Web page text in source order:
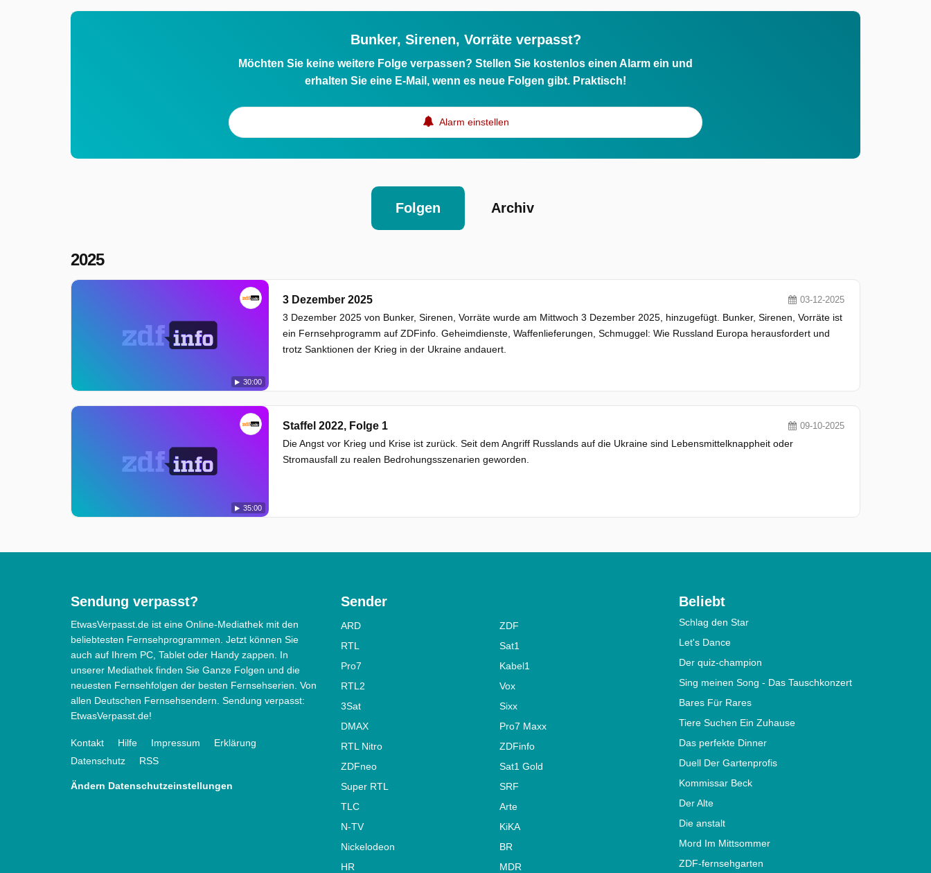
Bunker, Sirenen, Vorräte verpasst?
Möchten Sie keine weitere Folge verpassen? Stellen Sie kostenlos einen Alarm ein und
erhalten Sie eine E-Mail, wenn es neue Folgen gibt. Praktisch!
Alarm einstellen
Folgen Archiv
2025
30:00
3 Dezember 2025 03-12-2025
3 Dezember 2025 von Bunker, Sirenen, Vorräte wurde am Mittwoch 3 Dezember 2025, hinzugefügt. Bunker, Sirenen, Vorräte ist
ein Fernsehprogramm auf ZDFinfo. Geheimdienste, Waffenlieferungen, Schmuggel: Wie Russland Europa herausfordert und
trotz Sanktionen der Krieg in der Ukraine andauert.
35:00
Staffel 2022, Folge 1 09-10-2025
Die Angst vor Krieg und Krise ist zurück. Seit dem Angriff Russlands auf die Ukraine sind Lebensmittelknappheit oder
Stromausfall zu realen Bedrohungsszenarien geworden.
Sendung verpasst?
EtwasVerpasst.de ist eine Online-Mediathek mit den
beliebtesten Fernsehprogrammen. Jetzt können Sie
auch auf Ihrem PC, Tablet oder Handy zappen. In
unserer Mediathek finden Sie Ganze Folgen und die
neuesten Fernsehfolgen der besten Fernsehserien. Von
allen Deutschen Fernsehsendern. Sendung verpasst:
EtwasVerpasst.de!
Kontakt Hilfe Impressum
Erklärung
Datenschutz
RSS
Ändern Datenschutzeinstellungen
Sender
ARD
ZDF
RTL
Sat1
Pro7
Kabel1
RTL2
Vox
3Sat
Sixx
DMAX
Pro7 Maxx
RTL Nitro
ZDFinfo
ZDFneo
Sat1 Gold
Super RTL
SRF
TLC
Arte
N-TV
KiKA
Nickelodeon
BR
HR
MDR
Beliebt
Schlag den Star
Let's Dance
Der quiz-champion
Sing meinen Song - Das Tauschkonzert
Bares Für Rares
Tiere Suchen Ein Zuhause
Das perfekte Dinner
Duell Der Gartenprofis
Kommissar Beck
Der Alte
Die anstalt
Mord Im Mittsommer
ZDF-fernsehgarten